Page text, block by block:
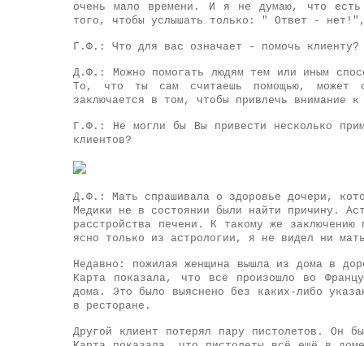
очень мало времени. И я не думаю, что
того, чтобы услышать только: " Ответ -
Г.Ф.: Что для вас означает - помочь клиенту?
Д.Ф.: Можно помогать людям тем или иным
То, что ты сам считаешь помощью, может
заключается в том, чтобы привлечь внимание
Г.Ф.: Не могли бы Вы привести несколько
клиентов?
Д.Ф.: Мать спрашивала о здоровье дочери,
Медики не в состоянии были найти причину.
расстройства печени. К такому же
ясно только из астрологии, я не видел ни
Недавно: пожилая женщина вышла из дома в
Карта показала, что всё произошло во
дома. Это было выяснено без каких-либо
в ресторане.
Другой клиент потерял пару пистолетов. Он